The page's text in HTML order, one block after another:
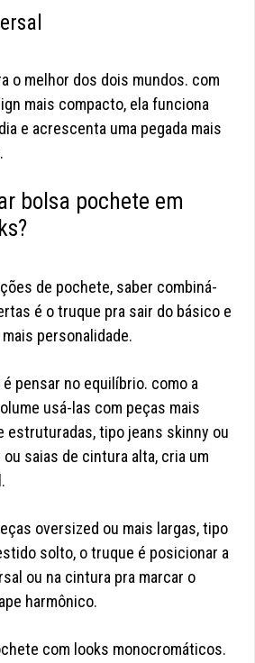
o melhor dos dois mundos. com
mais compacto, ela funciona
e acrescenta uma pegada mais
bolsa pochete em
de pochete, saber combiná-
é o truque pra sair do básico e
personalidade.
pensar no equilíbrio. como a
usá-las com peças mais
estruturadas, tipo jeans skinny ou
saias de cintura alta, cria um
oversized ou mais largas, tipo
solto, o truque é posicionar a
ou na cintura pra marcar o
harmônico.
com looks monocromáticos.